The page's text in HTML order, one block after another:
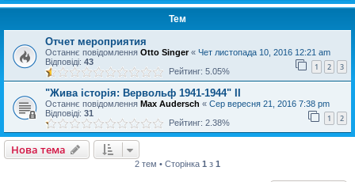
Тем
Отчет мероприятия
Останнє повідомлення Otto Singer« Чет листопада 10, 2016 12:21 am
Відповіді: 43 1 2 3
Рейтинг: 5.05%
"Жива історія: Вервольф 1941-1944" ІІ
Останнє повідомлення Max Audersch « Сер вересня 21, 2016 7:38 pm
Відповіді: 31 1 2
Рейтинг: 2.38%
Нова тема
2 тем • Сторінка 1 з 1